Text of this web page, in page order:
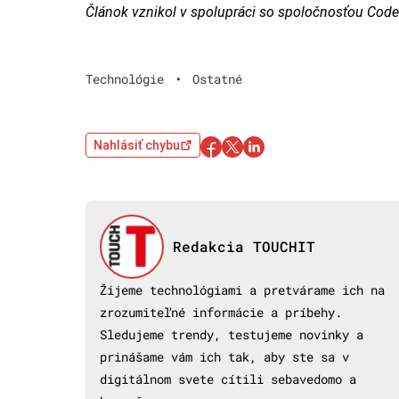
Článok vznikol v spolupráci so spoločnosťou
Technológie • Ostatné
Nahlásiť chybu
Redakcia TOUCHIT
Žijeme technológiami a pretvárame ich na
zrozumiteľné informácie a príbehy.
Sledujeme trendy, testujeme novinky a
prinášame vám ich tak, aby ste sa v
digitálnom svete cítili sebavedomo a